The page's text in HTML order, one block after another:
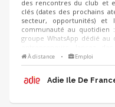
des rencontres du club et
clés (dates des prochains
secteur, opportunités) et
communauté au
groupe WhatsApp dédié au
l'entraide entre les
d'engagement des
nouvelles thématiques de
À distance • Emploi
Adie Ile De